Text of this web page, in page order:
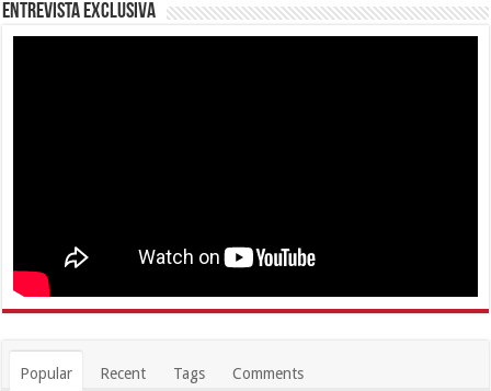
Entrevista Exclusiva
Popular Recent Tags Comments